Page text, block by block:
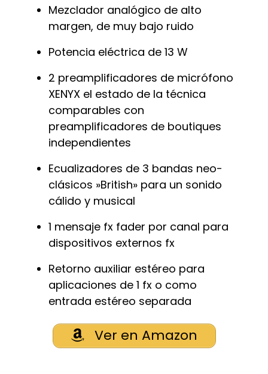
Mezclador analógico de alto
margen, de muy bajo ruido
Potencia eléctrica de 13 W
2 preamplificadores de micrófono
XENYX el estado de la técnica
comparables con
preamplificadores de boutiques
independientes
Ecualizadores de 3 bandas neo-
clásicos »British» para un sonido
cálido y musical
1 mensaje fx fader por canal para
dispositivos externos fx
Retorno auxiliar estéreo para
aplicaciones de 1 fx o como
entrada estéreo separada
Ver en Amazon